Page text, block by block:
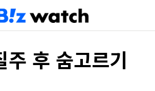
후 숨고르기